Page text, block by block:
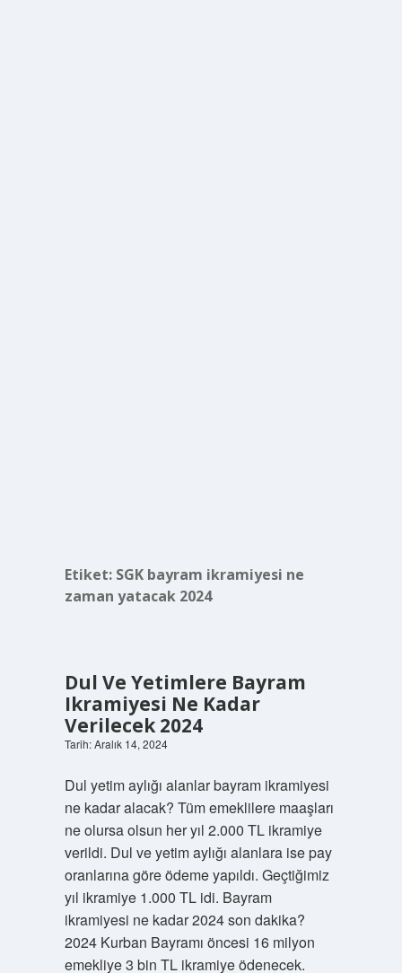
Etiket: SGK bayram ikramiyesi ne
zaman yatacak 2024
Dul Ve Yetimlere Bayram
Ikramiyesi Ne Kadar
Verilecek 2024
Tarih: Aralık 14, 2024
Dul yetim aylığı alanlar bayram ikramiyesi
ne kadar alacak? Tüm emeklilere maaşları
ne olursa olsun her yıl 2.000 TL ikramiye
verildi. Dul ve yetim aylığı alanlara ise pay
oranlarına göre ödeme yapıldı. Geçtiğimiz
yıl ikramiye 1.000 TL idi. Bayram
ikramiyesi ne kadar 2024 son dakika?
2024 Kurban Bayramı öncesi 16 milyon
emekliye 3 bin TL ikramiye ödenecek.